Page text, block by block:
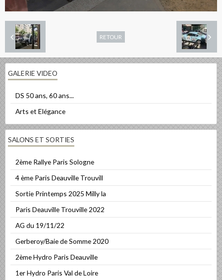
RETOUR
GALERIE VIDEO
DS 50 ans, 60 ans...
Arts et Elégance
SALONS ET SORTIES
2ème Rallye Paris Sologne
4 ème Paris Deauville Trouvill
Sortie Printemps 2025 Milly la
Paris Deauville Trouville 2022
AG du 19/11/22
Gerberoy/Baie de Somme 2020
2ème Hydro Paris Deauville
1er Hydro Paris Val de Loire